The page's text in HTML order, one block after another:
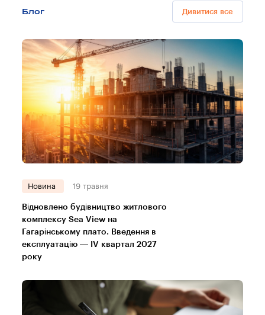
Блог Дивитися все
Новина 19 травня
Відновлено будівництво житлового
комплексу Sea View на
Гагарінському плато. Введення в
експлуатацію — IV квартал 2027
року